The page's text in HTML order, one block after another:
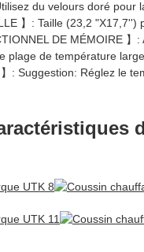
du velours doré
】: Taille (23,2
DE MÉMOIRE
plage de température
】: Suggestion: Réglez